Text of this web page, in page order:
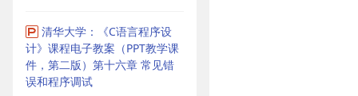
清华大学：《C语言程序设
计》课程电子教案（PPT教学课
件，第二版）第十六章 常见错
误和程序调试